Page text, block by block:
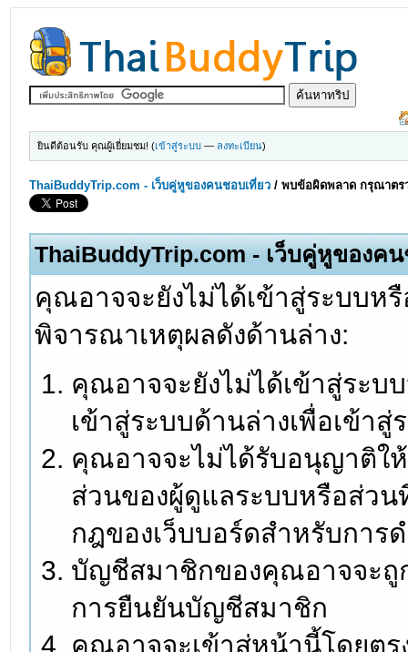
ยินดีต้อนรับ คุณผู้เยี่ยมชม! (เข้าสู่ระบบ — ลงทะเบียน)
ThaiBuddyTrip.com - เว็บคู่หูของคนชอบเที่ยว /พบข้อผิดพลาด กรุณาตร
ThaiBuddyTrip.com - เว็บคู่หูของค
คุณอาจจะยังไม่ได้เข้าสู่ระบบ
พิจารณาเหตุผลดังด้านล่าง:
คุณอาจจะยังไม่ได้เข้าสู่ระบ
เข้าสู่ระบบด้านล่างเพื่อเข้า
คุณอาจจะไม่ได้รับอนุญาติใ
ส่วนของผู้ดูแลระบบหรือส่ว
กฎของเว็บบอร์ดสำหรับการ
บัญชีสมาชิกของคุณอาจจะถู
การยืนยันบัญชีสมาชิก
คุณอาจจะเข้าสู่หน้านี้โดยต